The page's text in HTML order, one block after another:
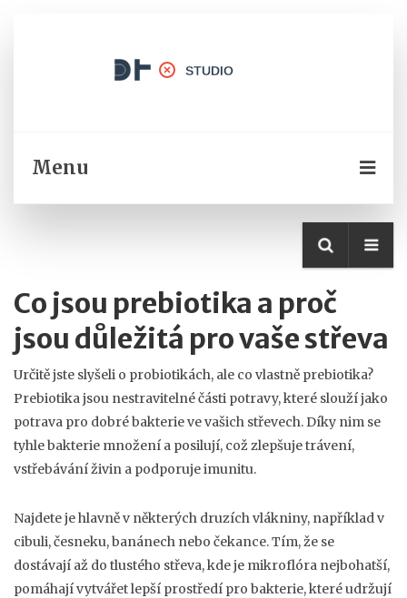
Menu
Co jsou prebiotika a proč
jsou důležitá pro vaše střeva
Určitě jste slyšeli o probiotikách, ale co vlastně prebiotika?
Prebiotika jsou nestravitelné části potravy, které slouží jako
potrava pro dobré bakterie ve vašich střevech. Díky nim se
tyhle bakterie množení a posilují, což zlepšuje trávení,
vstřebávání živin a podporuje imunitu.
Najdete je hlavně v některých druzích vlákniny, například v
cibuli, česneku, banánech nebo čekance. Tím, že se
dostávají až do tlustého střeva, kde je mikroflóra nejbohatší,
pomáhají vytvářet lepší prostředí pro bakterie, které udržují